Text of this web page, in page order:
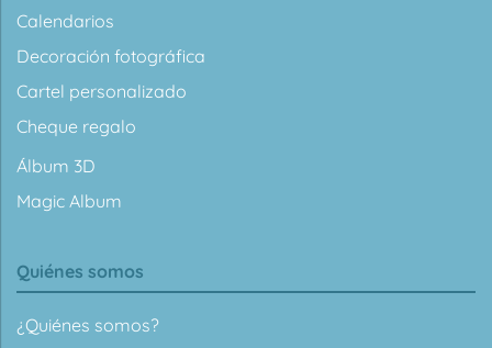
Calendarios
Decoración fotográfica
Cartel personalizado
Cheque regalo
Álbum 3D
Magic Album
Quiénes somos
¿Quiénes somos?